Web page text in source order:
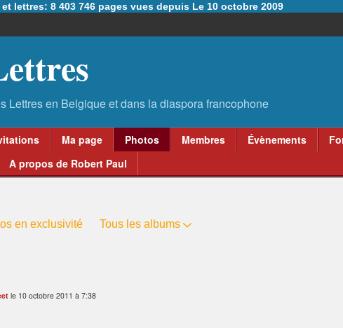
lettres: 8 403 746 pages vues depuis Le 10 octobre 2009
Ma page Photos Membres Évènements
A propos de Robert Paul
en exclusivité Tous les albums
le 10 octobre 2011 à 7:38